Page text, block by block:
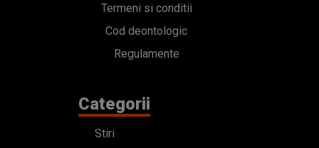
Termeni si conditii
Cod deontologic
Regulamente
Categorii
Stiri